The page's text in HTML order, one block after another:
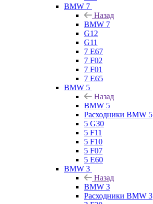
BMW 7
Назад
BMW 7
G12
G11
7 Е67
7 F02
7 F01
7 E65
BMW 5
Назад
BMW 5
Расходники BMW 5
5 G30
5 F11
5 F10
5 F07
5 E60
BMW 3
Назад
BMW 3
Расходники BMW 3